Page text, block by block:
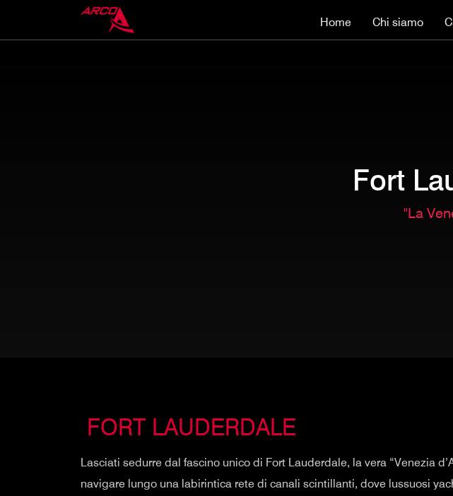
Home Chi siamo
Fort
"La
️ FORT LAUDERDALE
Lasciati sedurre dal fascino unico di Fort Lauderdale, la vera “Venezia
navigare lungo una labirintica rete di canali scintillanti, dove lussuosi